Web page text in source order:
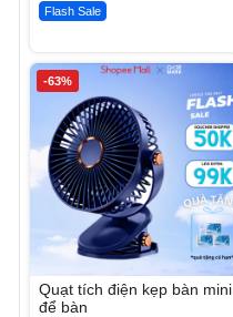
Flash Sale
-63%
Quạt tích điện kẹp bàn mini
để bàn